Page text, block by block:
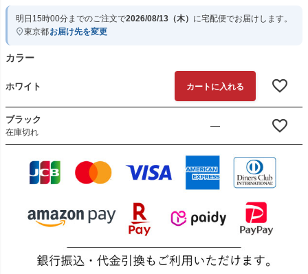
明日 15時00分までのご注文で2026/08/13（木） に宅配便でお届けします。
東京都お届け先を変更
カラー
ホワイト カートに入れる
ブラック
在庫切れ
—